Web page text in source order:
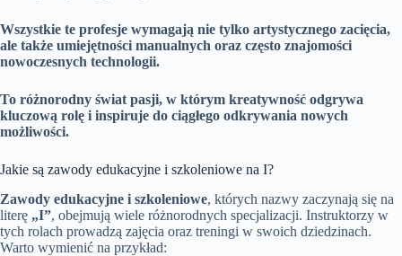
Wszystkie te profesje wymagają nie tylko artystycznego zacięcia,
ale także umiejętności manualnych oraz często znajomości
nowoczesnych technologii.
To różnorodny świat pasji, w którym kreatywność odgrywa
kluczową rolę i inspiruje do ciągłego odkrywania nowych
możliwości.
Jakie są zawody edukacyjne i szkoleniowe na I?
Zawody edukacyjne i szkoleniowe, których nazwy zaczynają się na
literę „I”, obejmują wiele różnorodnych specjalizacji. Instruktorzy w
tych rolach prowadzą zajęcia oraz treningi w swoich dziedzinach.
Warto wymienić na przykład: